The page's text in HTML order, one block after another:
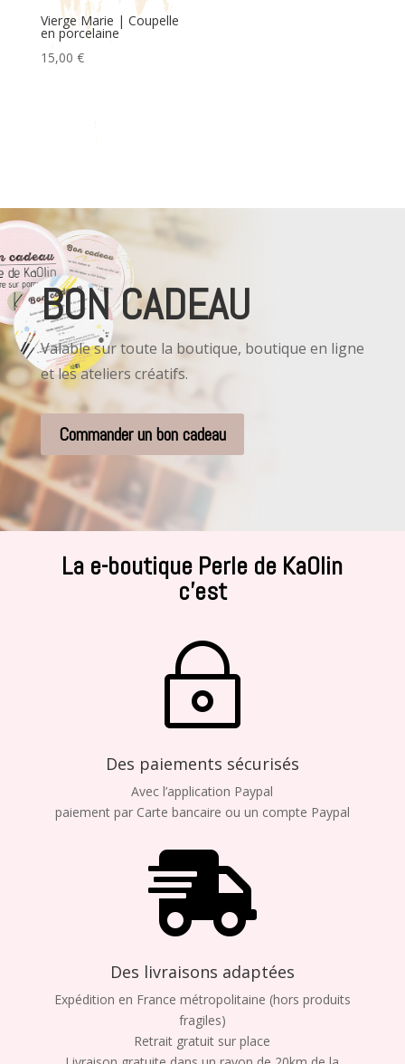
Vierge Marie | Coupelle
en porcelaine
15,00 €
BON CADEAU
Valable sur toute la boutique, boutique en ligne
et les ateliers créatifs.
Commander un bon cadeau
La e-boutique Perle de KaOlin
c’est
~
Des paiements sécurisés
Avec l’application Paypal
paiement par Carte bancaire ou un compte Paypal

Des livraisons adaptées
Expédition en France métropolitaine (hors produits
fragiles)
Retrait gratuit sur place